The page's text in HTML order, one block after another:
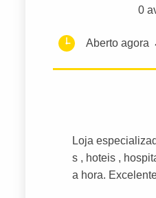
0
Aberto agora
Loja
s , hoteis ,
a hora.